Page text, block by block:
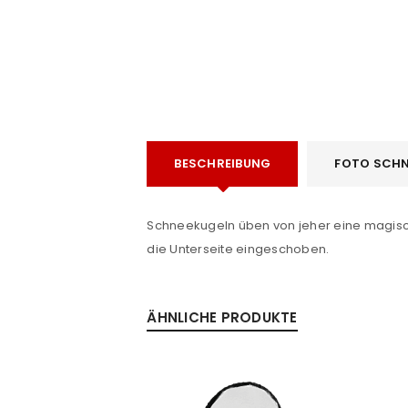
ANMELDEN
Benutzername oder E-Mail-
Anmeldeformular
BESCHREIBUNG FOTO
Schneekugeln üben von jeher eine
die Unterseite eingeschoben.
ÄHNLICHE PRODUKTE